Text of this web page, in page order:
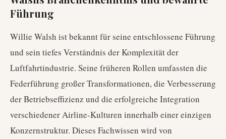
Führung
Willie Walsh ist bekannt für seine entschlossene Führung
und sein tiefes Verständnis der Komplexität der
Luftfahrtindustrie. Seine früheren Rollen umfassten die
Federführung großer Transformationen, die Verbesserung
der Betriebseffizienz und die erfolgreiche Integration
verschiedener Airline-Kulturen innerhalb einer einzigen
Konzernstruktur. Dieses Fachwissen wird von